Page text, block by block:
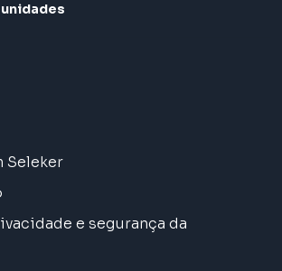
Seleker
e segurança da